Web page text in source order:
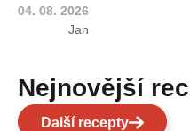
04. 08. 2026
Jan
Nejnovější
Další recepty